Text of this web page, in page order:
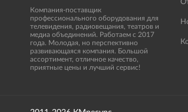
Компания-поставщик
профессионального оборудования для
телевидения, радиовещания, театров и
медиа объединений. Работаем с 2017
года. Молодая, но перспективно
развивающаяся компания. Большой
ассортимент, отличное качество,
приятные цены и лучший сервис!